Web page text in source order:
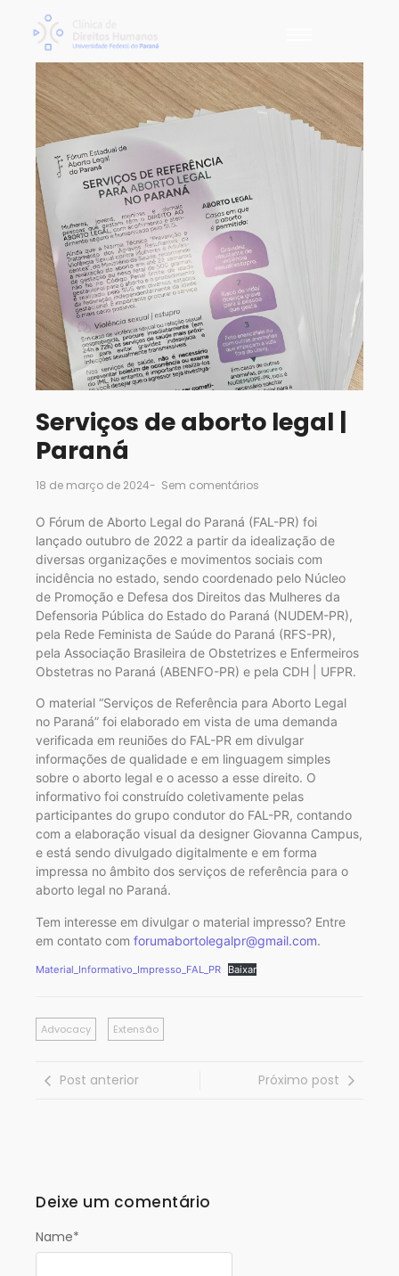
Serviços de aborto legal |
Paraná
18 de março de 2024- Sem comentários
O Fórum de Aborto Legal do Paraná (FAL-PR) foi
lançado outubro de 2022 a partir da idealização de
diversas organizações e movimentos sociais com
incidência no estado, sendo coordenado pelo Núcleo
de Promoção e Defesa dos Direitos das Mulheres da
Defensoria Pública do Estado do Paraná (NUDEM-PR),
pela Rede Feminista de Saúde do Paraná (RFS-PR),
pela Associação Brasileira de Obstetrizes e Enfermeiros
Obstetras no Paraná (ABENFO-PR) e pela CDH | UFPR.
O material “Serviços de Referência para Aborto Legal
no Paraná” foi elaborado em vista de uma demanda
verificada em reuniões do FAL-PR em divulgar
informações de qualidade e em linguagem simples
sobre o aborto legal e o acesso a esse direito. O
informativo foi construído coletivamente pelas
participantes do grupo condutor do FAL-PR, contando
com a elaboração visual da designer Giovanna Campus,
e está sendo divulgado digitalmente e em forma
impressa no âmbito dos serviços de referência para o
aborto legal no Paraná.
Tem interesse em divulgar o material impresso? Entre
em contato com forumabortolegalpr@gmail.com.
Material_Informativo_Impresso_FAL_PR Baixar
Advocacy Extensão
Post anterior Próximo post
Deixe um comentário
Name*